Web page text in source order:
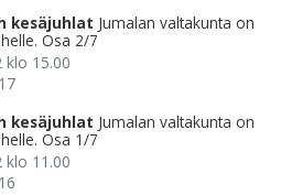
kesäjuhlat Jumalan valtakunta on
Osa 2/7
klo 15.00
kesäjuhlat Jumalan valtakunta on
Osa 1/7
klo 11.00